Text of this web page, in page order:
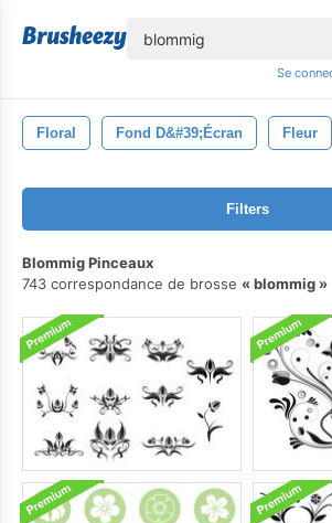
Se
Floral Fond D&#39;écran Fleur
Filters
Blommig Pinceaux
743 correspondance de brosse
blommig